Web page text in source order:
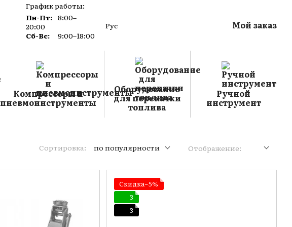
График работы:
Пн-Пт: 8:00–
20:00
Сб-Вс:
9:00–18:00
Рус Мой заказ
Компрессоры и
пневмоинструменты
Оборудование
для перекачки
топлива
Ручной
инструмент
Сортировка: по популярности Отображение:
Скидка−5%
3
3